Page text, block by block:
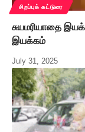
சிறப்புக் கட்டுரை
சுயமரியாதை
இயக்கம்
July 31, 2025